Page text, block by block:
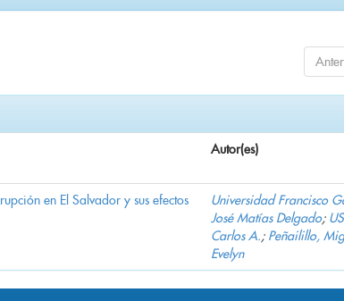
Autor(es)
en El Salvador y sus efectos
Universidad Francisco
José Matías Delgado;
Carlos A.; Peñailillo,
Evelyn